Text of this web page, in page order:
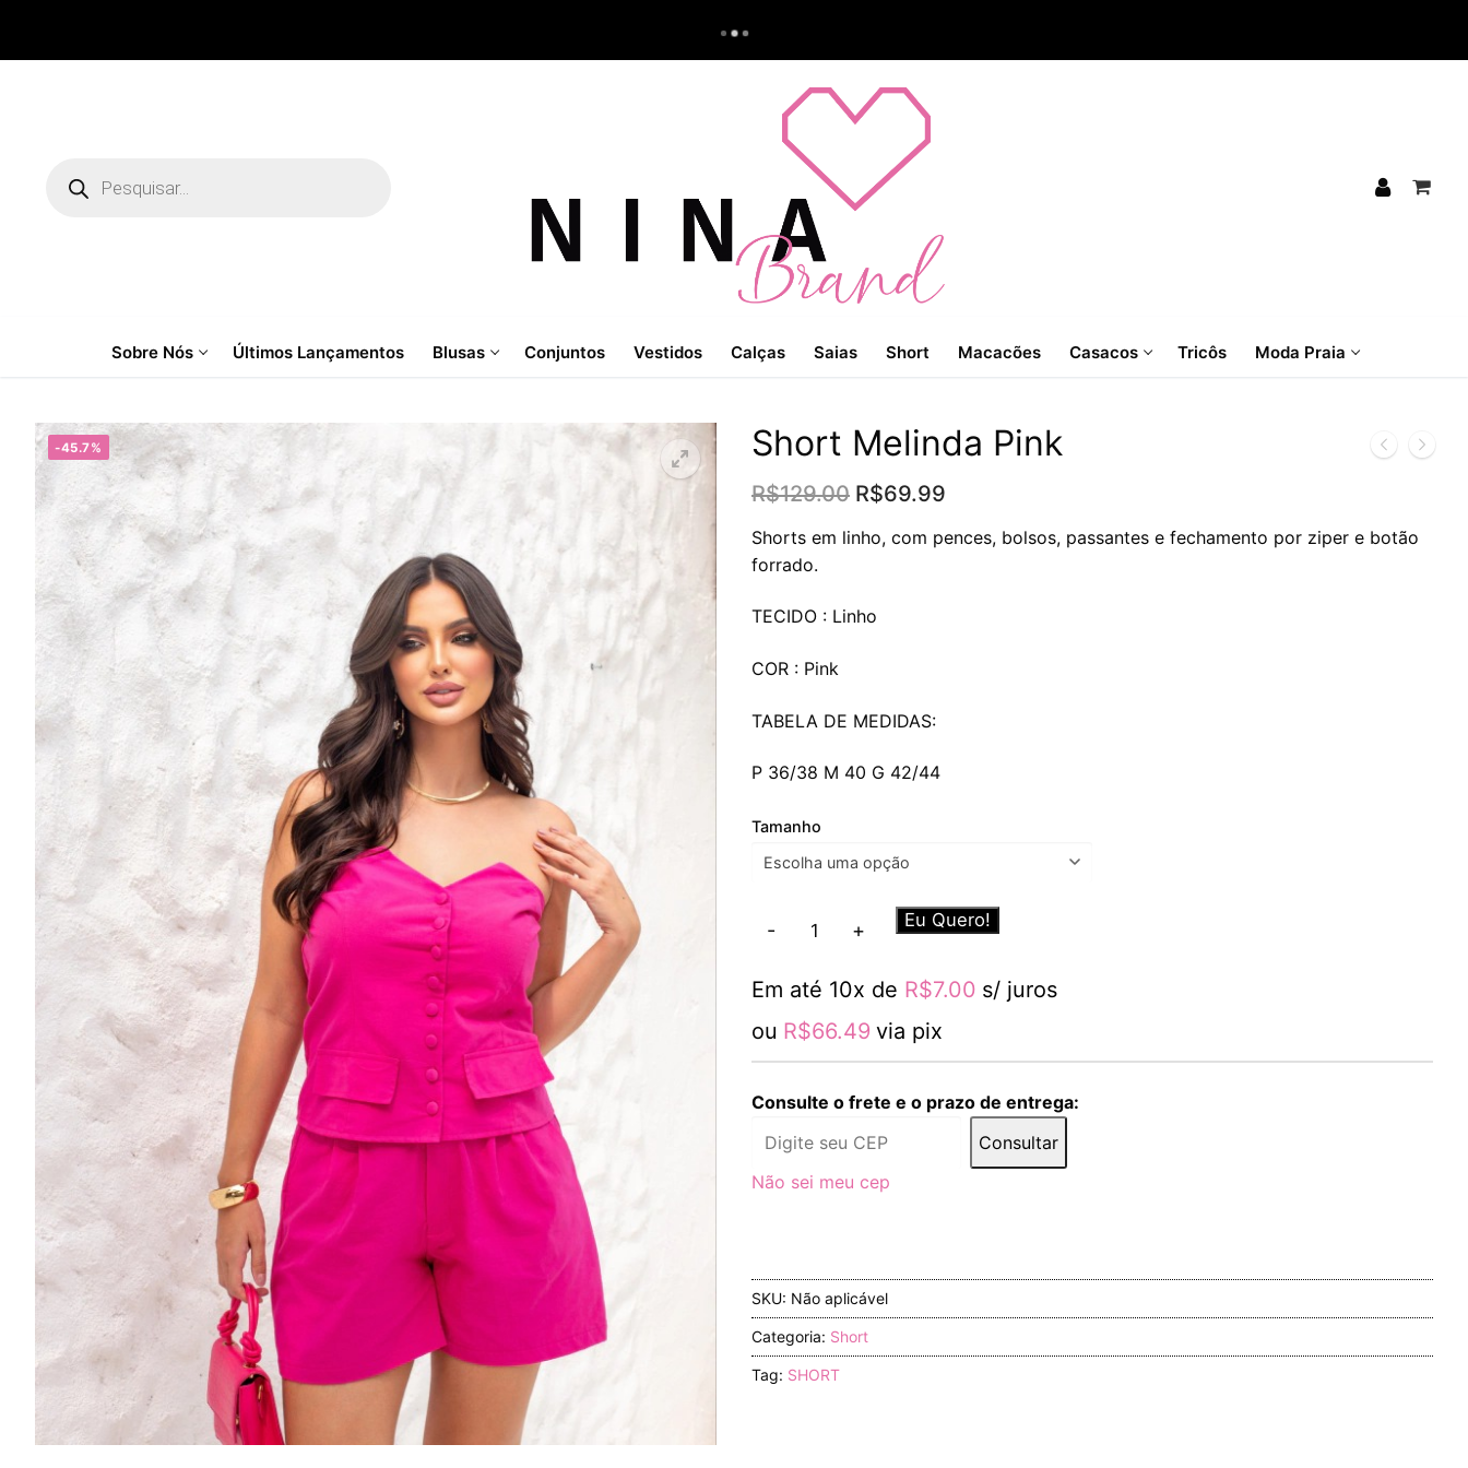
produtos
Sobre Nós Últimos Lançamentos Blusas Conjuntos Vestidos Calças Saias Short Macacões Casacos Tricôs Moda Praia
-45.7% Short Melinda Pink
R$129.00 O
original
R$69.99
atual
Shorts em linho, com pences, bolsos, passantes e fechamento por ziper e botão
forrado.
TECIDO : Linho
COR : Pink
TABELA DE MEDIDAS:
P 36/38 M 40 G 42/44
Tamanho
quantidade
- + Eu Quero!
Em até 10x de R$7.00 s/ juros
ou R$66.49 via pix
Consulte o frete e o prazo de entrega:
Consultar
Não sei meu cep
SKU: Não aplicável
Categoria: Short
Tag: SHORT